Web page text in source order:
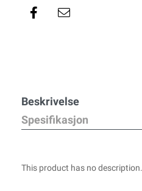
Beskrivelse
Spesifikasjon
This product has no description.